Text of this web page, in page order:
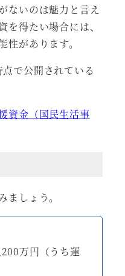
ないのは魅力と言え
を得たい場合には、
があります。
で公開されている
資金（国民生活事
ましょう。
万円（うち運